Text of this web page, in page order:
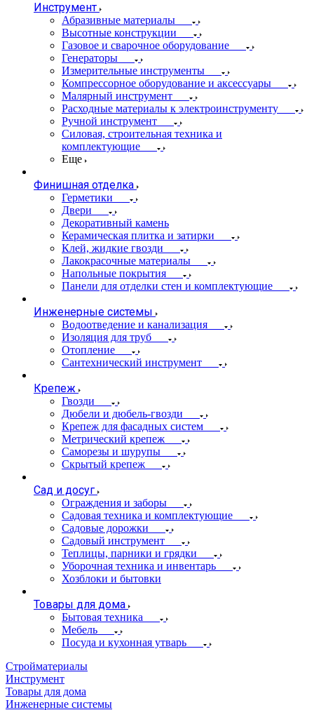
Инструмент
Абразивные материалы
Высотные конструкции
Газовое и сварочное оборудование
Генераторы
Измерительные инструменты
Компрессорное оборудование и аксессуары
Малярный инструмент
Расходные материалы к электроинструменту
Ручной инструмент
Силовая, строительная техника и
комплектующие
Еще
Финишная отделка
Герметики
Двери
Декоративный камень
Керамическая плитка и затирки
Клей, жидкие гвозди
Лакокрасочные материалы
Напольные покрытия
Панели для отделки стен и комплектующие
Инженерные системы
Водоотведение и канализация
Изоляция для труб
Отопление
Сантехнический инструмент
Крепеж
Гвозди
Дюбели и дюбель-гвозди
Крепеж для фасадных систем
Метрический крепеж
Саморезы и шурупы
Скрытый крепеж
Сад и досуг
Ограждения и заборы
Садовая техника и комплектующие
Садовые дорожки
Садовый инструмент
Теплицы, парники и грядки
Уборочная техника и инвентарь
Хозблоки и бытовки
Товары для дома
Бытовая техника
Мебель
Посуда и кухонная утварь
Стройматериалы
Инструмент
Товары для дома
Инженерные системы